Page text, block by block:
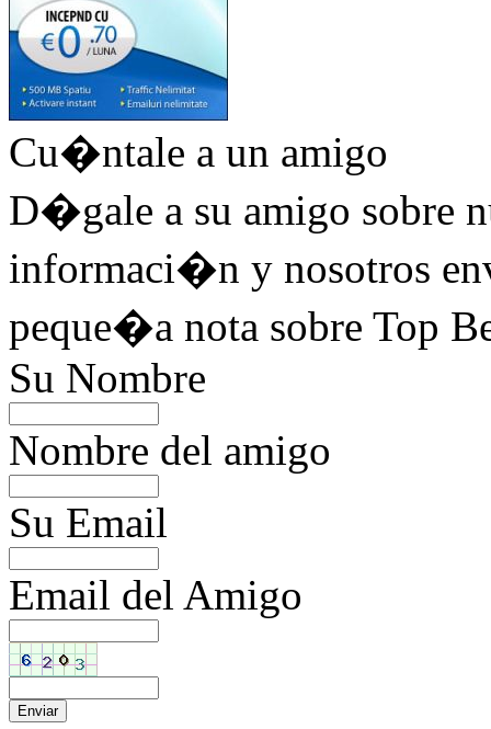
Cu�ntale a un amigo
D�gale a su amigo sobre
informaci�n y nosotros
peque�a nota sobre Top
Su Nombre
Nombre del amigo
Su Email
Email del Amigo